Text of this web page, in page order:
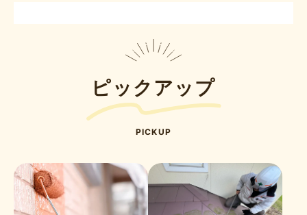
ピックアップ
PICKUP